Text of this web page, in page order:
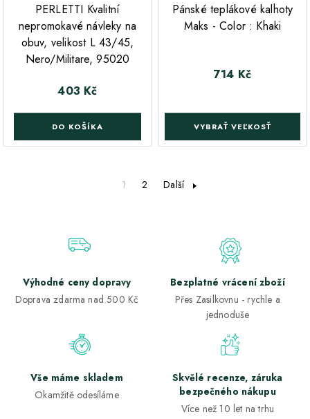
PERLETTI Kvalitní
nepromokavé návleky na
obuv, velikost L 43/45,
Nero/Militare, 95020
Cena
403 Kč
DO KOŠÍKA
Pánské teplákové kalhoty
Maks - Color : Khaki
Cena
714 Kč
VYBRAŤ VEĽKOSŤ
1 2 Další
Výhodné ceny dopravy
Doprava zdarma nad 500 Kč
Bezplatné vrácení zboží
Přes Zasilkovnu - rychle a
jednoduše
Vše máme skladem
Okamžitě odesíláme
Skvělé recenze, záruka
bezpečného nákupu
Více než 10 let na trhu